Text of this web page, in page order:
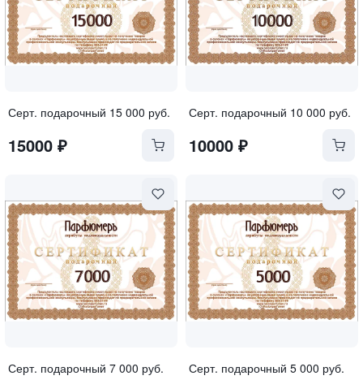
Серт. подарочный 15 000 руб.
15000 ₽
Серт. подарочный 10 000 руб.
10000₽
Серт. подарочный 7 000 руб. Серт. подарочный 5 000 руб.